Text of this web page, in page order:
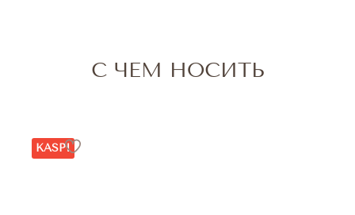
С ЧЕМ НОСИТЬ
KASPI